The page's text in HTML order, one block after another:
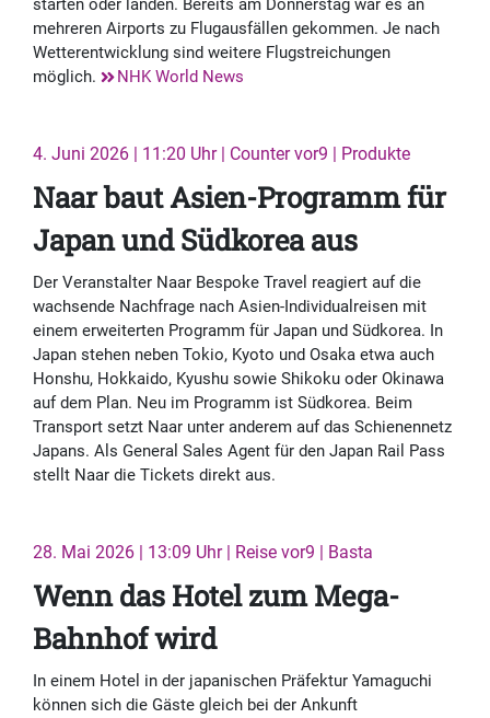
starten oder landen. Bereits am Donnerstag war es an
mehreren Airports zu Flugausfällen gekommen. Je nach
Wetterentwicklung sind weitere Flugstreichungen
möglich.
NHK World News
4. Juni 2026 | 11:20 Uhr | Counter vor9 | Produkte
Naar baut Asien-Programm für
Japan und Südkorea aus
Der Veranstalter Naar Bespoke Travel reagiert auf die
wachsende Nachfrage nach Asien-Individualreisen mit
einem erweiterten Programm für Japan und Südkorea. In
Japan stehen neben Tokio, Kyoto und Osaka etwa auch
Honshu, Hokkaido, Kyushu sowie Shikoku oder Okinawa
auf dem Plan. Neu im Programm ist Südkorea. Beim
Transport setzt Naar unter anderem auf das Schienennetz
Japans. Als General Sales Agent für den Japan Rail Pass
stellt Naar die Tickets direkt aus.
28. Mai 2026 | 13:09 Uhr | Reise vor9 | Basta
Wenn das Hotel zum Mega-
Bahnhof wird
In einem Hotel in der japanischen Präfektur Yamaguchi
können sich die Gäste gleich bei der Ankunft